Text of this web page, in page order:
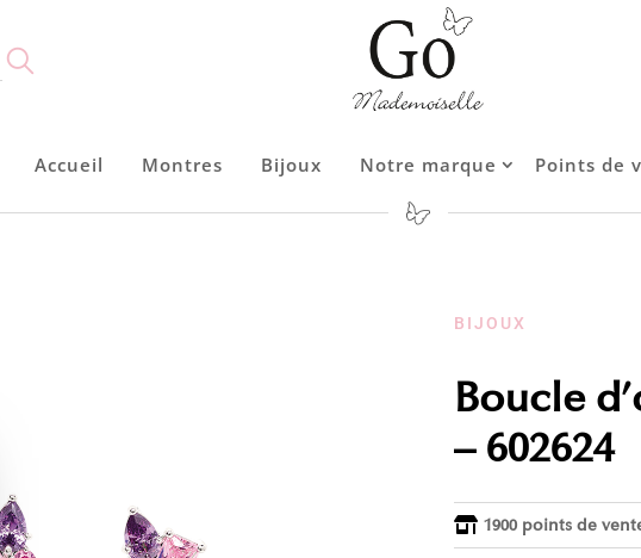
Accueil Montres Bijoux Notre marque Points de
BIJOUX
Boucle
– 602624
 1900 points de